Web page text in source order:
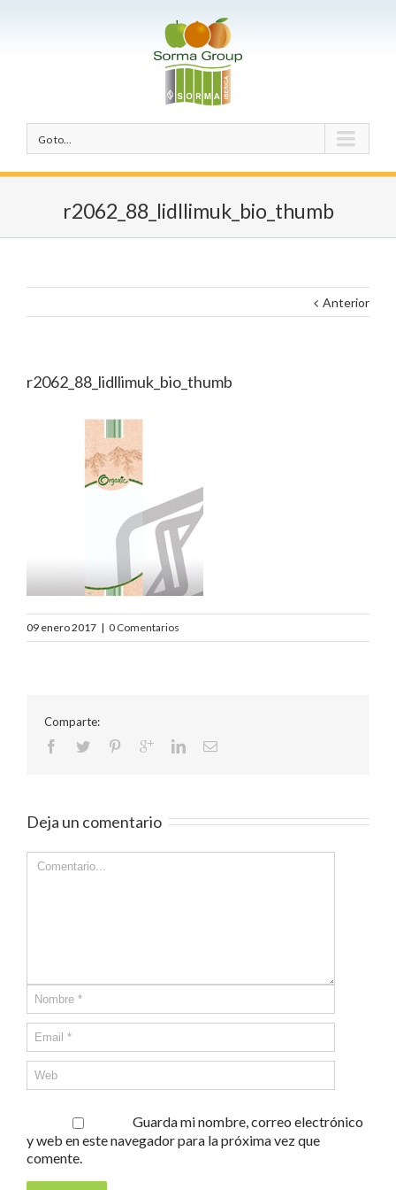
Go to...
r2062_88_lidllimuk_bio_thumb
Anterior
r2062_88_lidllimuk_bio_thumb
09 enero 2017 | 0 Comentarios
Comparte:
Deja un comentario
Guarda mi nombre, correo electrónico
y web en este navegador para la próxima vez que
comente.